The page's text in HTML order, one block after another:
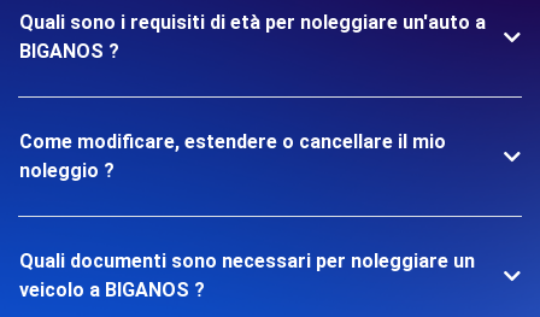
Quali sono i requisiti di età per noleggiare un'auto a
BIGANOS ?
Come modificare, estendere o cancellare il mio
noleggio ?
Quali documenti sono necessari per noleggiare un
veicolo a BIGANOS ?